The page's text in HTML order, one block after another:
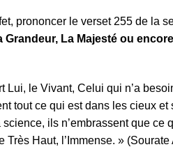
prononcer le verset 255 de la
Grandeur, La Majesté ou
le Vivant, Celui qui n’a
tout ce qui est dans les cieux
ils n’embrassent que
Haut, l’Immense. »